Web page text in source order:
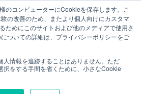
のコンピューターにCookieを保存します。こ
の改善のため、またより個人向けにカスタマ
ためにこのサイトおよび他のメディアで使用さ
ついての詳細は、プライバシーポリシーをご
人情報を追跡することはありません。ただ
択をする手間を省くために、小さなCookie
ム
Menu
防災館で防災体験をし